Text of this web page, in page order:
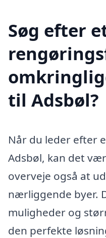
Søg efter
til Adsbøl?
Når du leder efter
Adsbøl, kan det
overveje også at
nærliggende byer.
muligheder og
den perfekte